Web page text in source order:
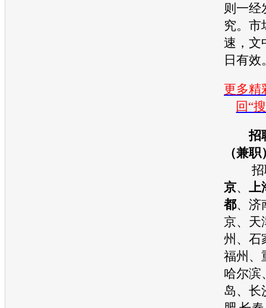
则一经
究。市
速，文
日有效
更多
回“
招
（兼职
招
京、 上
都、济
京、天
州、石
福州、
哈尔滨
岛、长